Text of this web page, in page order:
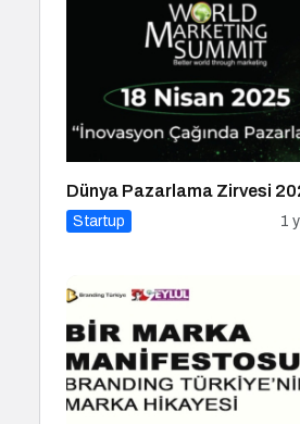
Dünya Pazarlama Zirvesi
Startup 1